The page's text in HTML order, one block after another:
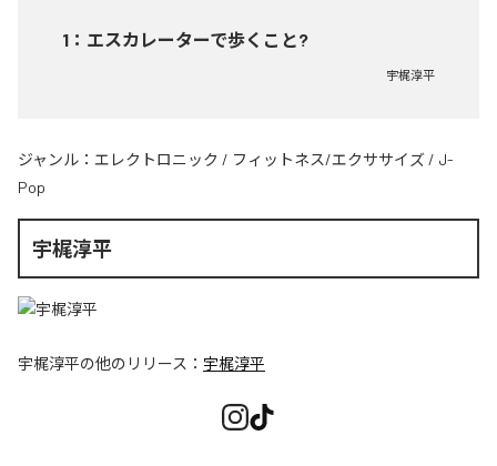
1 ： エスカレーターで歩くこと?
宇梶淳平
ジャンル： エレクトロニック / フィットネス/エクササイズ / J-
Pop
宇梶淳平
宇梶淳平の他のリリース： 宇梶淳平